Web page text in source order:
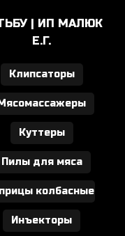
| ИП МАЛЮК
Е.Г.
Клипсаторы
Мясомассажеры
Куттеры
Пилы для мяса
колбасные
Инъекторы